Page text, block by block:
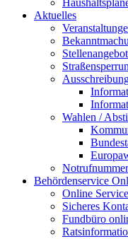
Aktuelles
Wahlen /
Behördenservice
Online
Sicheres
Fundbüro